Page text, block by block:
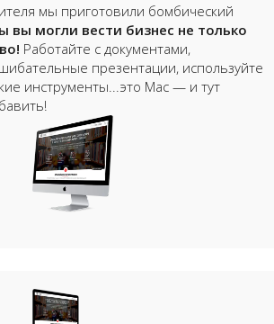
мы приготовили бомбический
вы могли вести бизнес не только
Работайте с документами,
презентации, используйте
инструменты...это Mac — и тут